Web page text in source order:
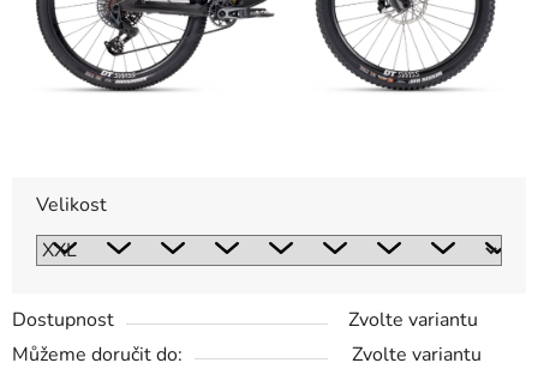
Velikost
Dostupnost
Zvolte variantu
Můžeme doručit do:
Zvolte variantu